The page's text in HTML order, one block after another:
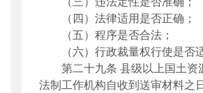
（四）法律适用是否正确；
（五）程序是否合法；
（六）行政裁量权行使是否
第二十九条 县级以上国土资
法制工作机构自收到送审材料之